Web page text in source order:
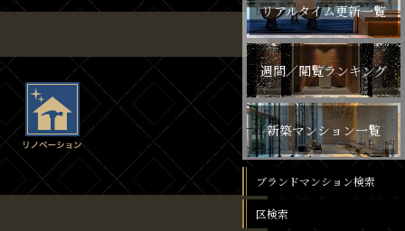
リアルタイム更新一覧
週間／閲覧ランキング
新築マンション一覧
ブランドマンション検索
区検索